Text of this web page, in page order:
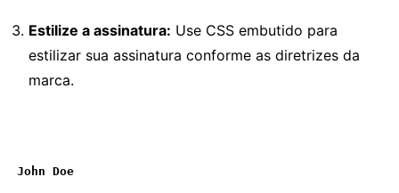
Estilize a assinatura: Use CSS embutido para
estilizar sua assinatura conforme as diretrizes da
marca.
John Doe